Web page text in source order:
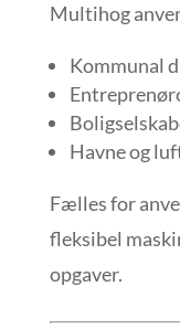
Multihog
Kommunal
Havne og
Fælles for
fleksibel
opgaver.